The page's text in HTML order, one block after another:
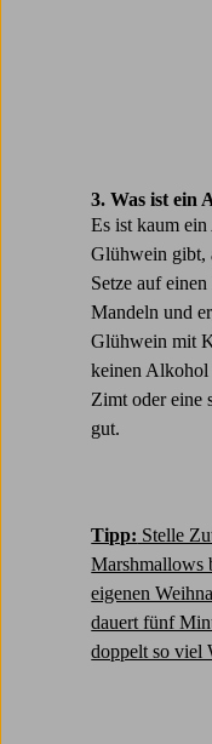
3. Was ist ein
Es ist kaum
Glühwein gibt,
Setze auf
Mandeln und
Glühwein mit
keinen Alkohol
Zimt oder eine
gut.
Tipp: Stelle
Marshmallows
eigenen
dauert fünf
doppelt so viel